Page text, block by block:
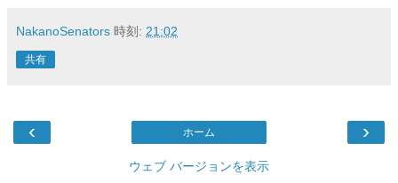
NakanoSenators 時刻: 21:02
共有
‹ ›
ホーム
ウェブ バージョンを表示